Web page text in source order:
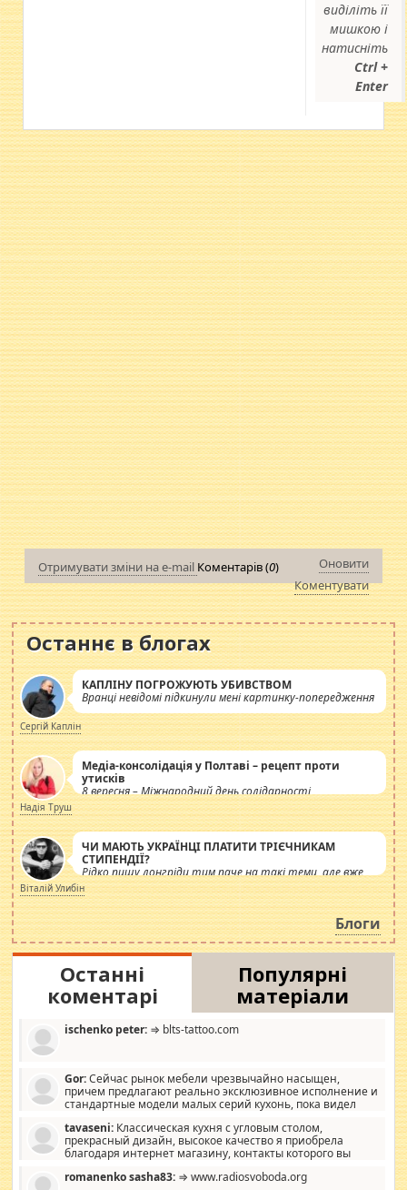
виділіть її
мишкою і
натисніть
Ctrl +
Enter
Отримувати зміни на e-mail Коментарів (0)
Оновити
Коментувати
Останнє в блогах
КАПЛІНУ ПОГРОЖУЮТЬ УБИВСТВОМ
Вранці невідомі підкинули мені картинку-попередження
Сергій Каплін
Медіа-консолідація у Полтаві – рецепт проти
утисків
8 вересня – Міжнародний день солідарності
журналістів.
Надія Труш
ЧИ МАЮТЬ УКРАЇНЦІ ПЛАТИТИ ТРІЄЧНИКАМ
СТИПЕНДІЇ?
Рідко пишу лонгріди тим паче на такі теми, але вже
просто дістало! Обурюють сьогоднішні інсенуації
навколо стипендіального питання. Штучно
роздувається ще одна соціальна катастрофа.
Віталій Улибін
Блоги
Останні
коментарі
Популярні
матеріали
ischenko peter: ⇒ blts-tattoo.com
Gor:Сейчас рынок мебели чрезвычайно насыщен,
причем предлагают реально эксклюзивное исполнение и
стандартные модели малых серий кухонь, пока видел
стандартные формы, в MebelOk, креативненько и что главное -
со вкусом все в порядке, без ненужных наворотов удорожающих
мебель, а это не последний фактор.
tavaseni: Классическая кухня с угловым столом,
прекрасный дизайн, высокое качество я приобрела
благодаря интернет магазину, контакты которого вы
romanenko sasha83: ⇒ www.radiosvoboda.org